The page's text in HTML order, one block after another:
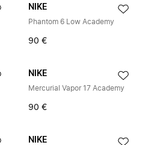
NIKE
Phantom 6 Low Academy
90 €
NIKE
Mercurial Vapor 17 Academy
90 €
NIKE